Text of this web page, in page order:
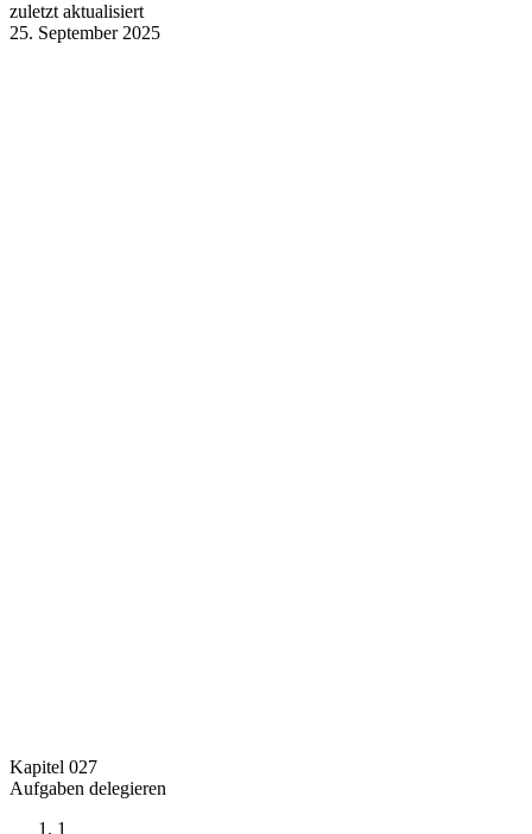
zuletzt aktualisiert
25. September 2025
Kapitel 027
Aufgaben delegieren
1